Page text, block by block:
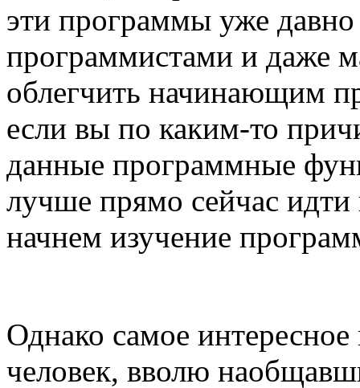
эти программы уже
программистами и даже
облегчить начинающим
если вы по каким-то
данные программные
лучше прямо сейчас
начнем изучение
Однако самое интересное
человек, вволю